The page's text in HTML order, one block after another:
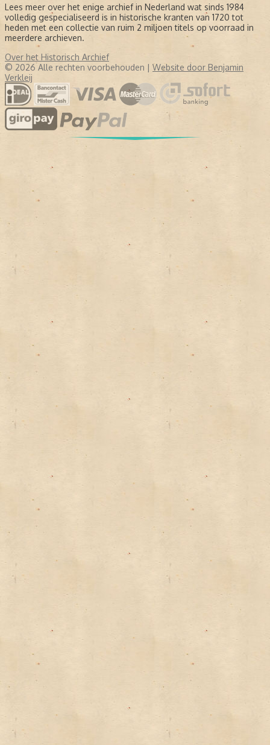
Lees meer over het enige archief in Nederland wat sinds 1984
volledig gespecialiseerd is in historische kranten van 1720 tot
heden met een collectie van ruim 2 miljoen titels op voorraad in
meerdere archieven.
Over het Historisch Archief
© 2026 Alle rechten voorbehouden | Website door Benjamin
Verkleij